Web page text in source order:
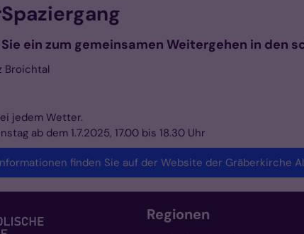
ein zum gemeinsamen Weitergehen in den
Broichtal
jedem Wetter.
ab dem 1.7.2025, 17.00 bis 18.30 Uhr
finden Sie auf der Website der Gräberkirche
Regionen